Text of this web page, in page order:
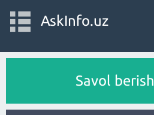
AskInfo.uz
Savol berish